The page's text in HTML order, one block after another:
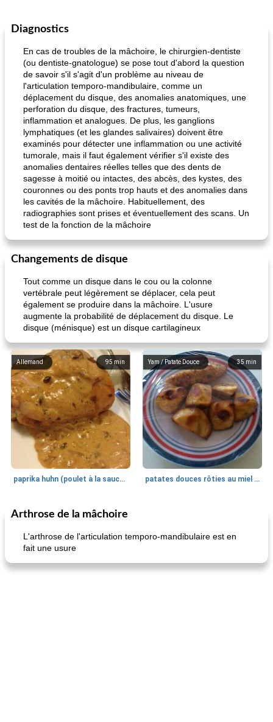
Diagnostics
En cas de troubles de la mâchoire, le chirurgien-dentiste
(ou dentiste-gnatologue) se pose tout d'abord la question
de savoir s'il s'agit d'un problème au niveau de
l'articulation temporo-mandibulaire, comme un
déplacement du disque, des anomalies anatomiques, une
perforation du disque, des fractures, tumeurs,
inflammation et analogues. De plus, les ganglions
lymphatiques (et les glandes salivaires) doivent être
examinés pour détecter une inflammation ou une activité
tumorale, mais il faut également vérifier s'il existe des
anomalies dentaires réelles telles que des dents de
sagesse à moitié ou intactes, des abcès, des kystes, des
couronnes ou des ponts trop hauts et des anomalies dans
les cavités de la mâchoire. Habituellement, des
radiographies sont prises et éventuellement des scans. Un
test de la fonction de la mâchoire
Changements de disque
Tout comme un disque dans le cou ou la colonne
vertébrale peut légèrement se déplacer, cela peut
également se produire dans la mâchoire. L'usure
augmente la probabilité de déplacement du disque. Le
disque (ménisque) est un disque cartilagineux
95 min
Allemand
paprika huhn (poulet à la sauce paprika).
35 min
Yam / Patate Douce
patates douces rôties au miel / kumara
25min
Petit déjeuner et brunch
Arthrose de la mâchoire
L'arthrose de l'articulation temporo-mandibulaire est en
fait une usure